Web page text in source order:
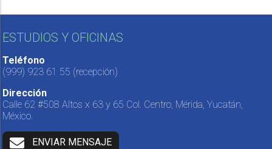
ESTUDIOS Y OFICINAS
Teléfono
(999) 923 61 55 (recepción)
Dirección
Calle 62 #508 Altos x 63 y 65 Col. Centro, Mérida, Yucatán,
México.
ENVIAR MENSAJE